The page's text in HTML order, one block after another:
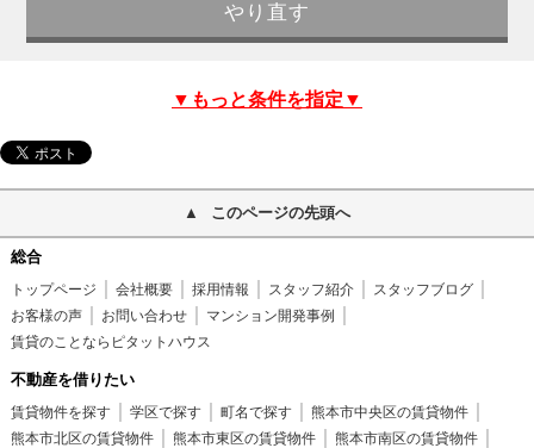
▼もっと条件を指定▼
このページの先頭へ
総合
トップページ 会社概要 採用情報 スタッフ紹介
スタッフブログ
お客様の声
お問い合わせ
マンション開発事例
賃貸のことならピタットハウス
不動産を借りたい
賃貸物件を探す 学区で探す 町名で探す
熊本市中央区の賃貸物件
熊本市北区の賃貸物件
熊本市東区の賃貸物件
熊本市南区の賃貸物件